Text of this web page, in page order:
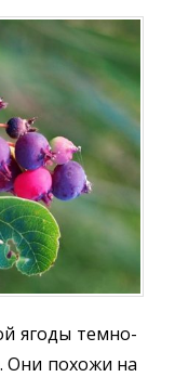
ягоды темно-
Они похожи на